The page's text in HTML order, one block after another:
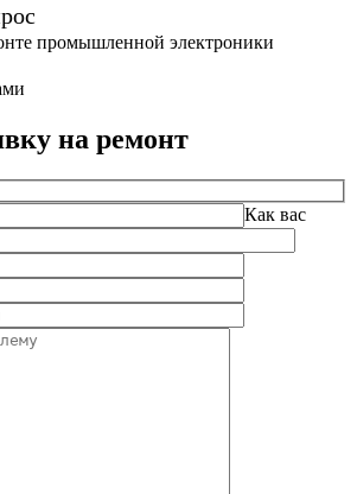
промышленной электроники
на ремонт
Как вас